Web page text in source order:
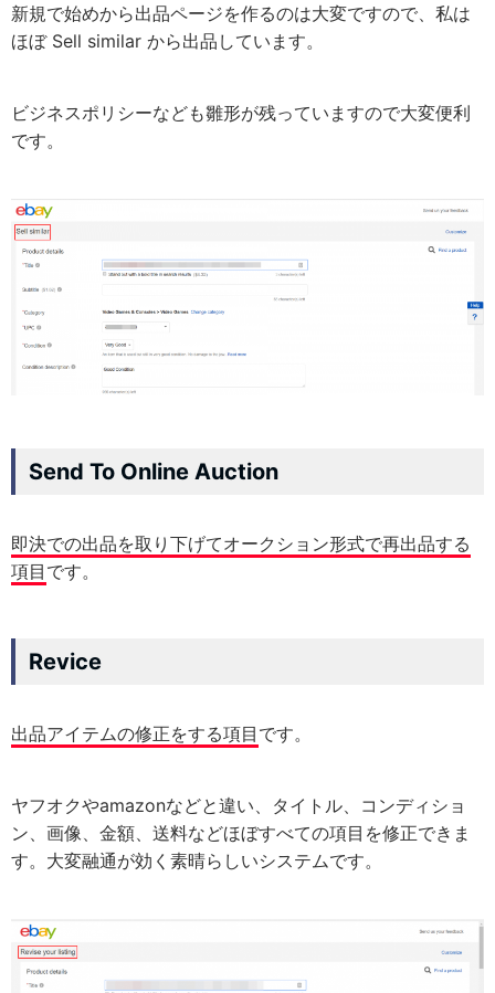
新規で始めから出品ページを作るのは大変ですので、私は
ほぼ Sell similar から出品しています。
ビジネスポリシーなども雛形が残っていますので大変便利
です。
Send To Online Auction
即決での出品を取り下げてオークション形式で再出品する
項目 です。
Revice
出品アイテムの修正をする項目 です。
ヤフオクやamazonなどと違い、タイトル、コンディショ
ン、画像、金額、送料などほぼすべての項目を修正できま
す。大変融通が効く素晴らしいシステムです。